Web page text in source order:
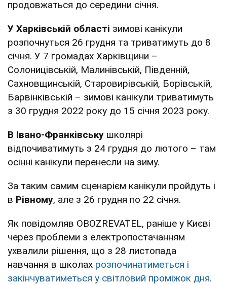
продовжаться до середини січня.
У Харківській області зимові канікули
розпочнуться 26 грудня та триватимуть до 8
січня. У 7 громадах Харківщини –
Солоницівській, Малинівській, Південній,
Сахновщинській, Старовирівській, Борівській,
Барвінківській – зимові канікули триватимуть
з 30 грудня 2022 року до 15 січня 2023 року.
В Івано-Франківську школярі
відпочиватимуть з 24 грудня до лютого – там
осінні канікули перенесли на зиму.
За таким самим сценарієм канікули пройдуть і
в Рівному, але з 26 грудня по 22 січня.
Як повідомляв OBOZREVATEL, раніше у Києві
через проблеми з електропостачанням
ухвалили рішення, що з 28 листопада
навчання в школах розпочинатиметься і
закінчуватиметься у світловий проміжок дня.